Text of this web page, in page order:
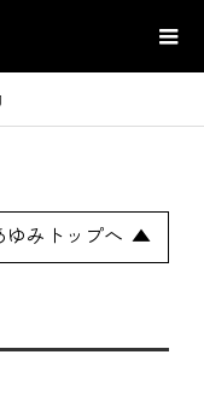
ゆみトップへ